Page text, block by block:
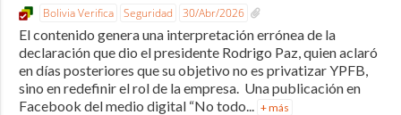
Bolivia Verifica Seguridad 30/Abr/2026
El contenido genera una interpretación errónea de la
declaración que dio el presidente Rodrigo Paz, quien aclaró
en días posteriores que su objetivo no es privatizar YPFB,
sino en redefinir el rol de la empresa. Una publicación en
Facebook del medio digital “No todo... + más